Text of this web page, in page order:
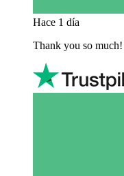
Hace 1 día
Thank you so much!